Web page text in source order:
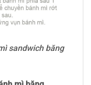
sandwich băng